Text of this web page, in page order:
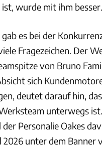
wurde mit ihm
es bei der
Fragezeichen. Der
von Bruno
sich
deutet darauf hin,
unterwegs
Personalie Oakes
2026 unter dem Banner